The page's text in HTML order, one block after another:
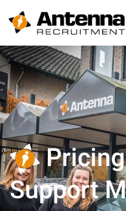
Support